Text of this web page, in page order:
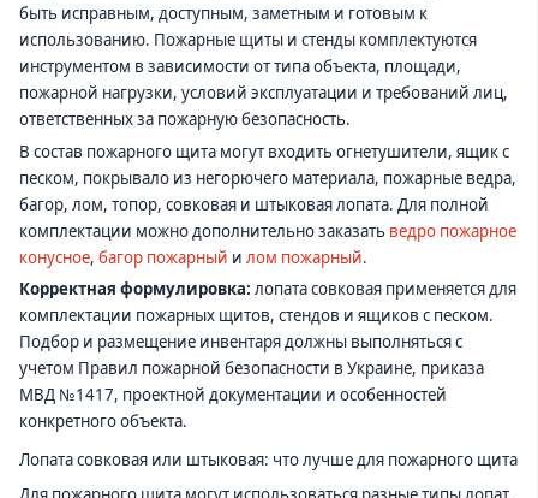
быть исправным, доступным, заметным и готовым к
использованию. Пожарные щиты и стенды комплектуются
инструментом в зависимости от типа объекта, площади,
пожарной нагрузки, условий эксплуатации и требований лиц,
ответственных за пожарную безопасность.
В состав пожарного щита могут входить огнетушители, ящик с
песком, покрывало из негорючего материала, пожарные ведра,
багор, лом, топор, совковая и штыковая лопата. Для полной
комплектации можно дополнительно заказать ведро пожарное
конусное, багор пожарный и лом пожарный.
Корректная формулировка: лопата совковая применяется для
комплектации пожарных щитов, стендов и ящиков с песком.
Подбор и размещение инвентаря должны выполняться с
учетом Правил пожарной безопасности в Украине, приказа
МВД №1417, проектной документации и особенностей
конкретного объекта.
Лопата совковая или штыковая: что лучше для пожарного щита